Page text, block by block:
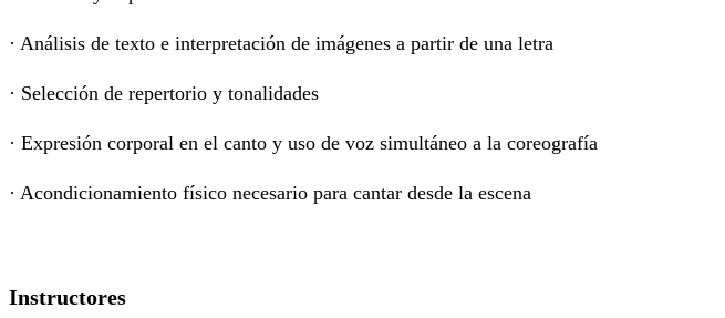
· Análisis de texto e interpretación de imágenes a partir de una letra
· Selección de repertorio y tonalidades
· Expresión corporal en el canto y uso de voz simultáneo a la coreografía
· Acondicionamiento físico necesario para cantar desde la escena
Instructores